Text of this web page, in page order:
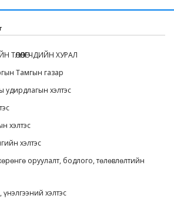
ХУРАЛ
Тамгын газар
удирдлагын хэлтэс
хэлтэс
хэлтэс
оруулалт, бодлого, төлөвлөлтийн
хэлтэс